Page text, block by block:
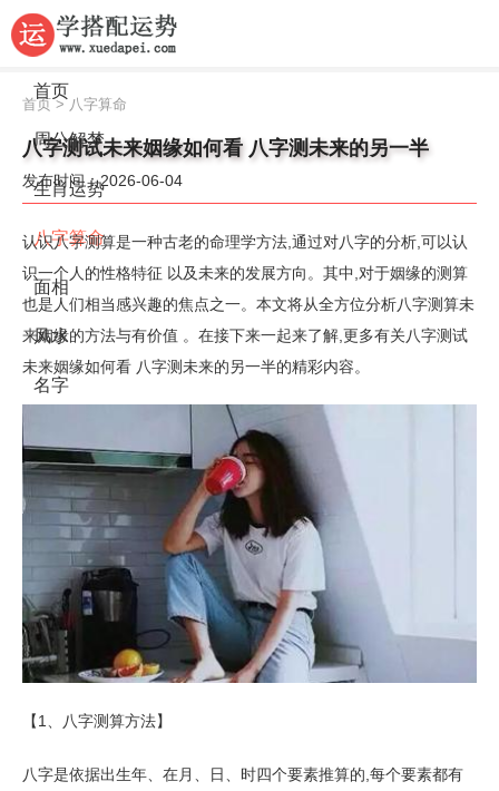
首页
周公解梦
生肖运势
八字算命
面相
风水
名字
首页> 八字算命
八字测试未来姻缘如何看 八字测未来的另一半
发布时间：2026-06-04
认识八字测算是一种古老的命理学方法,通过对八字的分析,可以认
识一个人的性格特征 以及未来的发展方向。其中,对于姻缘的测算
也是人们相当感兴趣的焦点之一。本文将从全方位分析八字测算未
来姻缘的方法与有价值 。在接下来一起来了解,更多有关八字测试
未来姻缘如何看 八字测未来的另一半的精彩内容。
【1、八字测算方法】
八字是依据出生年、在月、日、时四个要素推算的,每个要素都有